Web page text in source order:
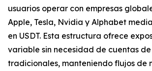
usuarios operar con empresas
Apple, Tesla, Nvidia y Alphabet
en USDT. Esta estructura ofrece
variable sin necesidad de cuentas
tradicionales, manteniendo flujos de